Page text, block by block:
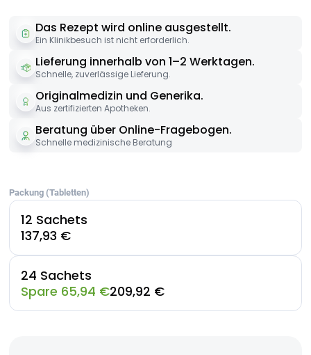
Das Rezept wird online ausgestellt.
Ein Klinikbesuch ist nicht erforderlich.
Lieferung innerhalb von 1–2 Werktagen.
Schnelle, zuverlässige Lieferung.
Originalmedizin und Generika.
Aus zertifizierten Apotheken.
Beratung über Online-Fragebogen.
Schnelle medizinische Beratung
Packung (Tabletten)
12 Sachets
137,93 €
24 Sachets
Spare 65,94 €209,92 €